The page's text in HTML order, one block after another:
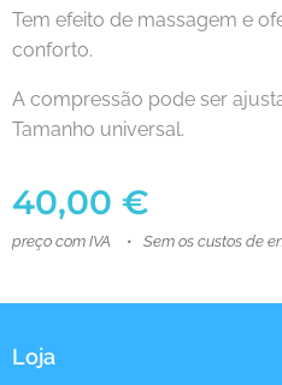
Tem efeito de massagem e
conforto.
A compressão pode ser
Tamanho universal.
40,00 €
preço com IVA Sem os custos de
Loja